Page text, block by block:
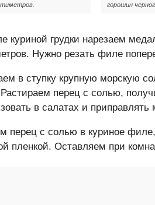
горошин
куриной грудки нарезаем
Нужно резать филе
в ступку крупную морскую
перец с солью,
в салатах и приправлять
перец с солью в куриное
пленкой. Оставляем при